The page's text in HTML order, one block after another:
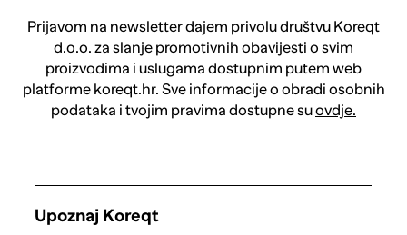
Prijavom na newsletter dajem privolu društvu Koreqt
d.o.o. za slanje promotivnih obavijesti o svim
proizvodima i uslugama dostupnim putem web
platforme koreqt.hr. Sve informacije o obradi osobnih
podataka i tvojim pravima dostupne suovdje.
Upoznaj Koreqt